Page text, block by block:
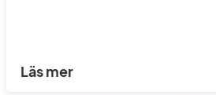
Läs mer